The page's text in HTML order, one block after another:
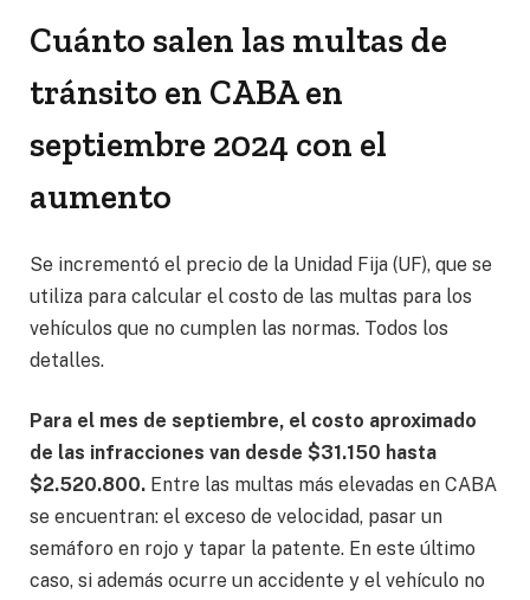
Cuánto salen las multas de
tránsito en CABA en
septiembre 2024 con el
aumento
Se incrementó el precio de la Unidad Fija (UF), que se
utiliza para calcular el costo de las multas para los
vehículos que no cumplen las normas. Todos los
detalles.
Para el mes de septiembre, el costo aproximado
de las infracciones van desde $31.150 hasta
$2.520.800. Entre las multas más elevadas en CABA
se encuentran: el exceso de velocidad, pasar un
semáforo en rojo y tapar la patente. En este último
caso, si además ocurre un accidente y el vehículo no